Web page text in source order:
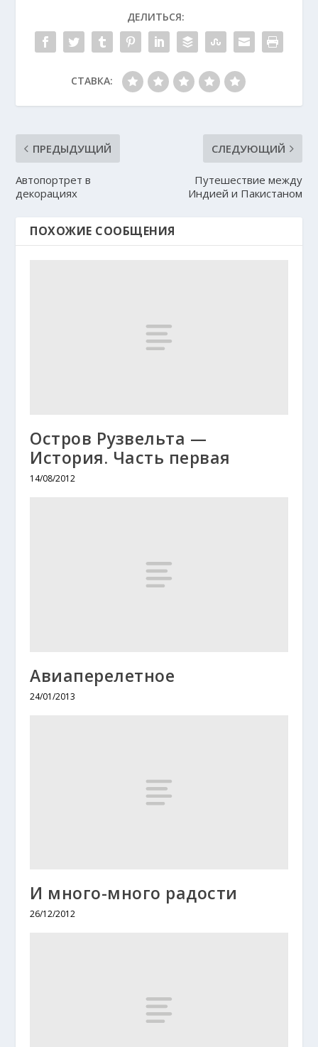
ДЕЛИТЬСЯ:
СТАВКА:
ПРЕДЫДУЩИЙ
Автопортрет в
декорациях
СЛЕДУЮЩИЙ
Путешествие между
Индией и Пакистаном
ПОХОЖИЕ СООБЩЕНИЯ
Остров Рузвельта —
История. Часть первая
14/08/2012
Авиаперелетное
24/01/2013
И много-много радости
26/12/2012